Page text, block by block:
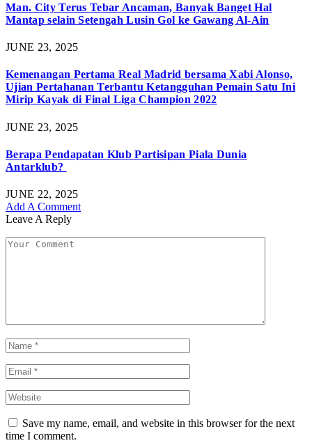
Man. City Terus Tebar Ancaman, Banyak Banget Hal
Mantap selain Setengah Lusin Gol ke Gawang Al-Ain
JUNE 23, 2025
Kemenangan Pertama Real Madrid bersama Xabi Alonso,
Ujian Pertahanan Terbantu Ketangguhan Pemain Satu Ini
Mirip Kayak di Final Liga Champion 2022
JUNE 23, 2025
Berapa Pendapatan Klub Partisipan Piala Dunia
Antarklub?
JUNE 22, 2025
Add A Comment
Leave A Reply
Save my name, email, and website in this browser for the next
time I comment.